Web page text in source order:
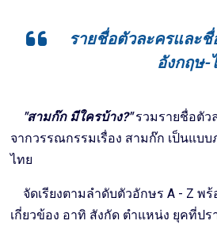
รายชื่อตัวละครและชื่
อังกฤษ-
"สามก๊ก มีใครบ้าง?"รวมรายชื่อตัว
จากวรรณกรรมเรื่อง สามก๊ก เป็นแบ
ไทย
จัดเรียงตามลำดับตัวอักษร A - Z พ
เกี่ยวข้อง อาทิ สังกัด ตำแหน่ง ยุคที่ปร